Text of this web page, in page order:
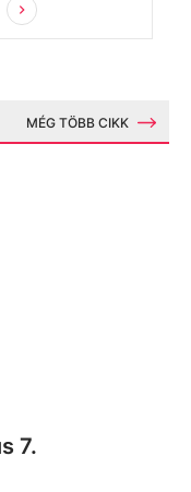
MÉG TÖBB CIKK
7.